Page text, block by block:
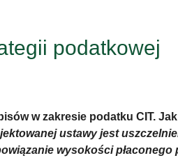
podatkowej
w zakresie podatku CIT.
ustawy jest
wysokości płaconego